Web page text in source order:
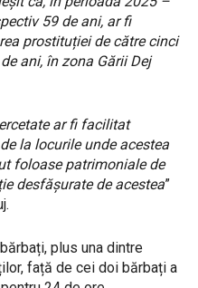
59 de ani, ar fi
prostituției de către cinci
ani, în zona Gării Dej
ar fi facilitat
la locurile unde acestea
foloase patrimoniale de
desfășurate de acestea”
plus una dintre
față de cei doi bărbați a